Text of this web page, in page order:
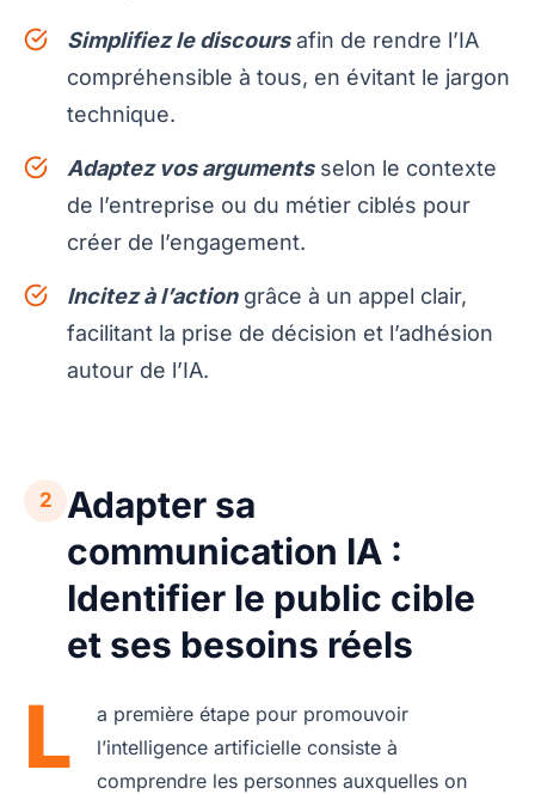
Simplifiez le discoursafin de rendre l’IA
compréhensible à tous, en évitant le jargon
technique.
Adaptez vos argumentsselon le contexte
de l’entreprise ou du métier ciblés pour
créer de l’engagement.
Incitez à l’actiongrâce à un appel clair,
facilitant la prise de décision et l’adhésion
autour de l’IA.
2
Adapter sa
communication IA :
Identifier le public cible
et ses besoins réels
L
a première étape pour promouvoir
l’intelligence artificielle consiste à
comprendre les personnes auxquelles on